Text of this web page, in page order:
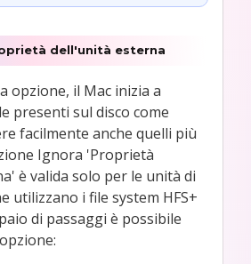
dell'unità esterna
opzione, il Mac inizia a
presenti sul disco come
facilmente anche quelli più
Ignora 'Proprietà
è valida solo per le unità di
utilizzano i file system HFS+
di passaggi è possibile